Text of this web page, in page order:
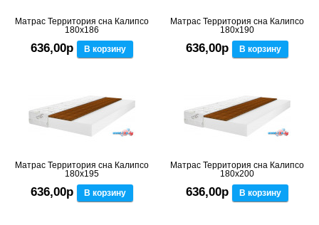
Матрас Территория сна Калипсо
180x186
636,00р В корзину
Матрас Территория сна Калипсо
180x190
636,00р В корзину
Матрас Территория сна Калипсо
180x195
636,00р В корзину
Матрас Территория сна Калипсо
180x200
636,00р В корзину